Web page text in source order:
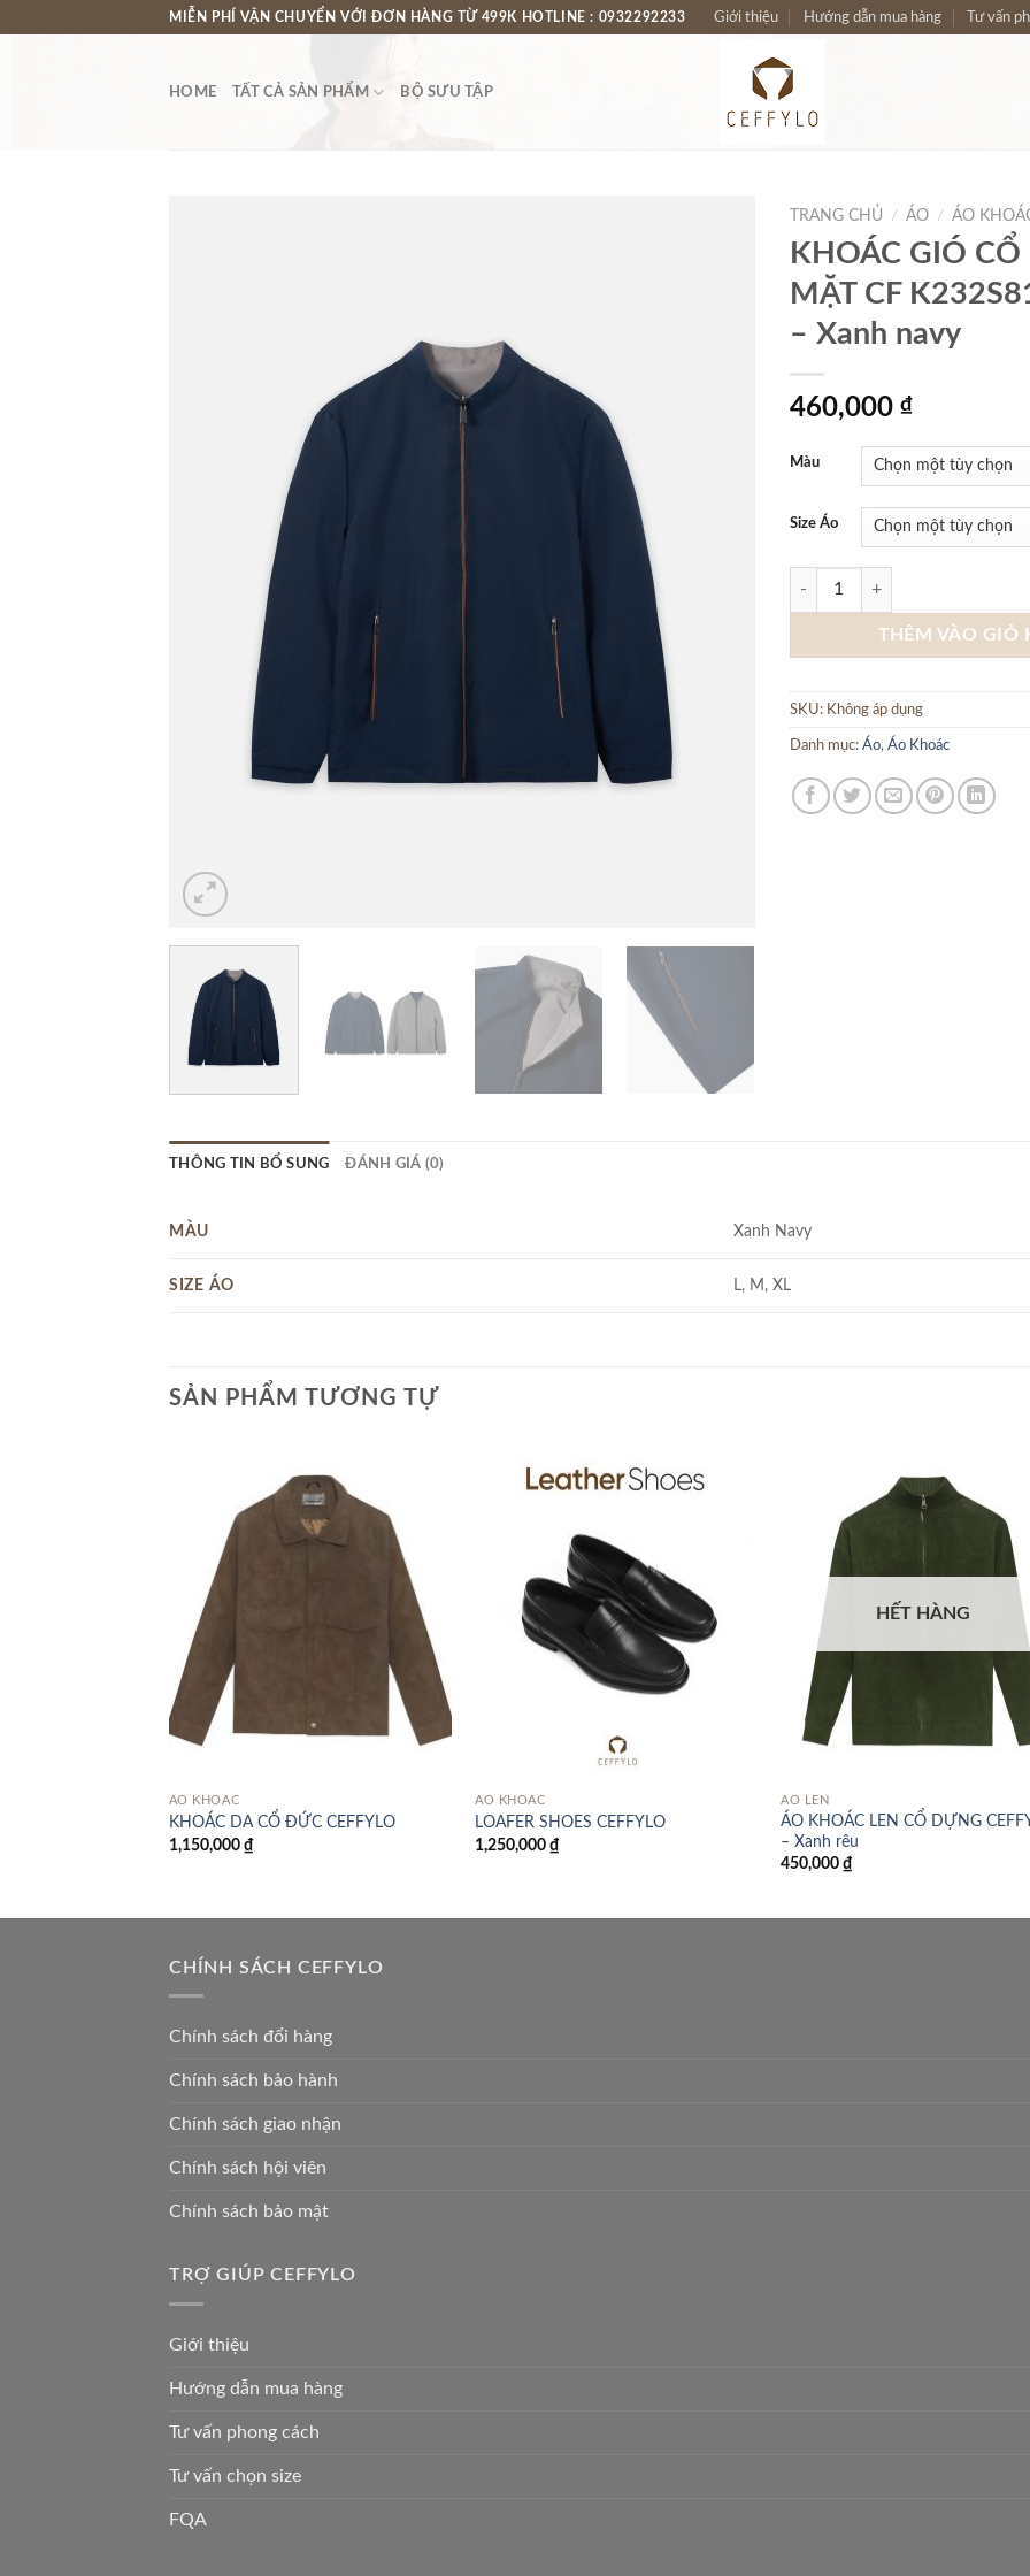
MIỄN PHÍ VẬN CHUYỂN VỚI ĐƠN HÀNG TỪ 499K HOTLINE : 0932292233 Giới thiệu Hướng dẫn mua hàng Tư vấn
HOME TẤT CẢ SẢN PHẨM BỘ SƯU TẬP
TRANG CHỦ / ÁO / ÁO
KHOÁC GIÓ
MẶT CF
– Xanh navy
460,000 ₫
Màu
Size Áo
KHOÁC GIÓ CỔ DỰNG 2 MẶT
THÊM VÀO GIỎ
SKU: Không áp dụng
Danh mục: Áo, Áo Khoác
THÔNG TIN BỔ SUNG ĐÁNH GIÁ (0)
MÀU Xanh Navy
SIZE ÁO L, M, XL
SẢN PHẨM TƯƠNG TỰ
ÁO KHOÁC
KHOÁC DA CỔ ĐỨC CEFFYLO
1,150,000 ₫
ÁO KHOÁC
LOAFER SHOES CEFFYLO
1,250,000₫
HẾT HÀNG
ÁO LEN
ÁO KHOÁC LEN CỔ DỰNG
– Xanh rêu
450,000₫
CHÍNH SÁCH CEFFYLO
Chính sách đổi hàng
Chính sách bảo hành
Chính sách giao nhận
Chính sách hội viên
Chính sách bảo mật
TRỢ GIÚP CEFFYLO
Giới thiệu
Hướng dẫn mua hàng
Tư vấn phong cách
Tư vấn chọn size
FQA